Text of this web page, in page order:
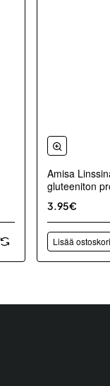
Amisa
gluteeniton
3.95€
Lisää